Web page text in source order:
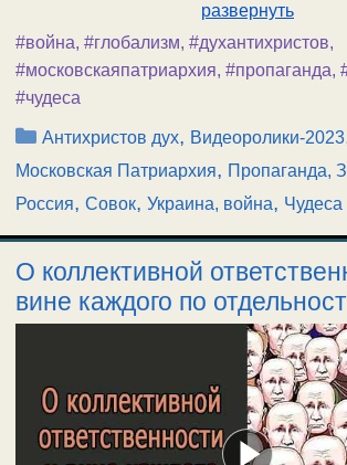
развернуть
#война, #глобализм, #духантихристов,
#московскаяпатриархия, #пропаганда,
#чудеса
Рубрики
Антихристов дух, Видеоролики-2023
Московская Патриархия, Пропаганда,
Россия, Совок, Украина, война, Чудеса
О коллективной
вине каждого по